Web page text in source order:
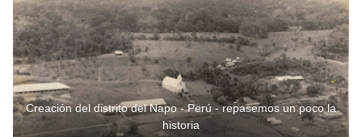
Creación del distrito del Napo - Perú - repasemos un poco la
historia